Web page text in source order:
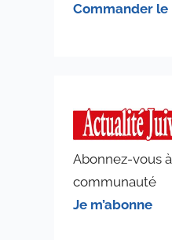
Commander le
Abonnez-vous
communauté
Je m’abonne